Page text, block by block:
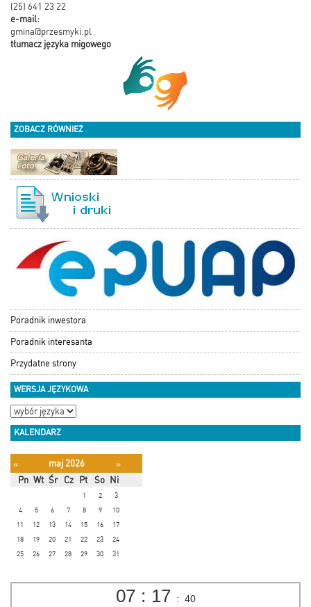
(25) 641 23 22
e-mail:
gmina@przesmyki.pl
tłumacz języka migowego
ZOBACZ RÓWNIEŻ
Poradnik inwestora
Poradnik interesanta
Przydatne strony
WERSJA JĘZYKOWA
KALENDARZ
« maj 2026
»
Pn Wt Śr Cz Pt So Ni
1 2
3
4
5 6 7 8 9
10
11
12 13 14 15 16
17
18
19 20 21 22 23
24
25
26 27 28 29 30 31
07 : 17 : 41